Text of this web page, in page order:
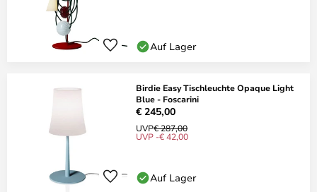
Auf Lager
Birdie Easy Tischleuchte Opaque Light
Blue - Foscarini
€ 245,00
UVP€ 287,00
UVP -€ 42,00
Auf Lager